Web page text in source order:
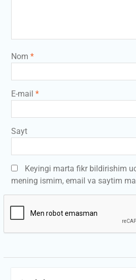
Nom *
E-mail *
Sayt
Keyingi marta fikr bildirishim
mening ismim, email va saytim